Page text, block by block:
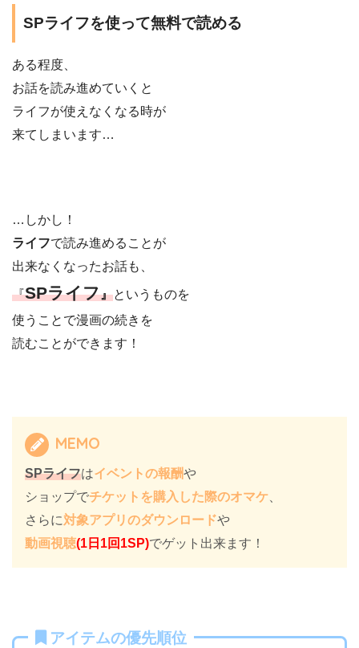
SPライフを使って無料で読める
ある程度、
お話を読み進めていくと
ライフが使えなくなる時が
来てしまいます…
…しかし！
ライフで読み進めることが
出来なくなったお話も、
『SPライフ』というものを
使うことで漫画の続きを
読むことができます！
MEMO
SPライフはイベントの報酬や
ショップでチケットを購入した際のオマケ
さらに対象アプリのダウンロードや
動画視聴(1日1回1SP)でゲット出来ます！
アイテムの優先順位